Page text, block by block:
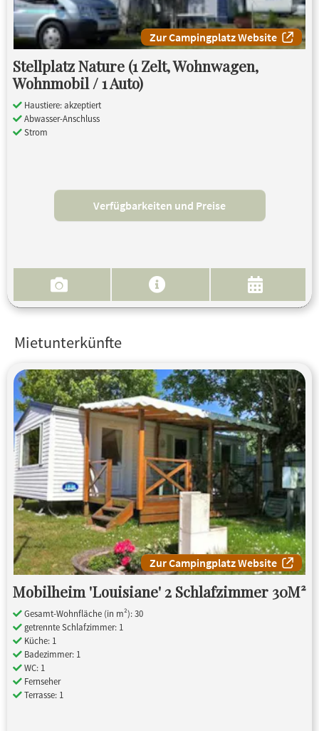
Zur Campingplatz Website
Stellplatz Nature (1 Zelt, Wohnwagen,
Wohnmobil / 1 Auto)
Haustiere: akzeptiert
Abwasser-Anschluss
Strom
Verfügbarkeiten und Preise
Mietunterkünfte
Zur Campingplatz Website
Mobilheim 'Louisiane' 2 Schlafzimmer 30M²
Gesamt-Wohnfläche (in m²): 30
getrennte Schlafzimmer: 1
Küche: 1
Badezimmer: 1
WC: 1
Fernseher
Terrasse: 1